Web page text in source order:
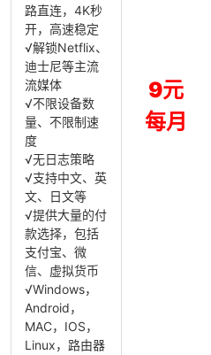
路直连，4K秒
开，高速稳定
√解锁Netflix、
迪士尼等主流
流媒体
√不限设备数
量、不限制速
度
√无日志策略
√支持中文、英
文、日文等
√提供大量的付
款选择，包括
支付宝、微
信、虚拟货币
√Windows，
Android，
MAC，IOS，
Linux，路由器
9元
每月